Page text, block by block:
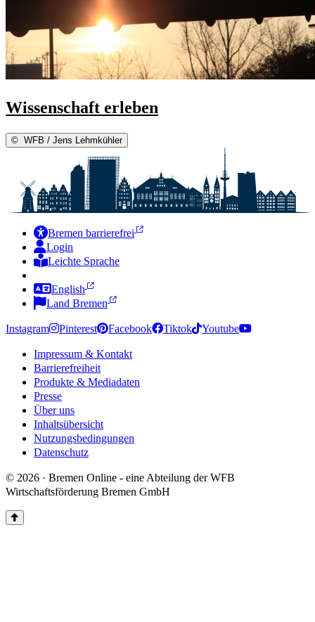
Wissenschaft erleben
© WFB / Jens Lehmkühler
Bremen barrierefrei
Login
Leichte Sprache
English
Land Bremen
Instagram Pinterest Facebook Tiktok Youtube
Impressum & Kontakt
Barrierefreiheit
Produkte & Mediadaten
Presse
Über uns
Inhaltsübersicht
Nutzungsbedingungen
Datenschutz
© 2026 · Bremen Online - eine Abteilung der WFB
Wirtschaftsförderung Bremen GmbH